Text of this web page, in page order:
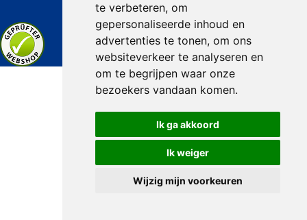
te verbeteren, om
gepersonaliseerde inhoud en
advertenties te tonen, om ons
websiteverkeer te analyseren en
om te begrijpen waar onze
bezoekers vandaan komen.
Ik ga akkoord
Ik weiger
Wijzig mijn voorkeuren